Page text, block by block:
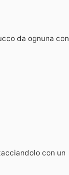
da ognuna con
con un